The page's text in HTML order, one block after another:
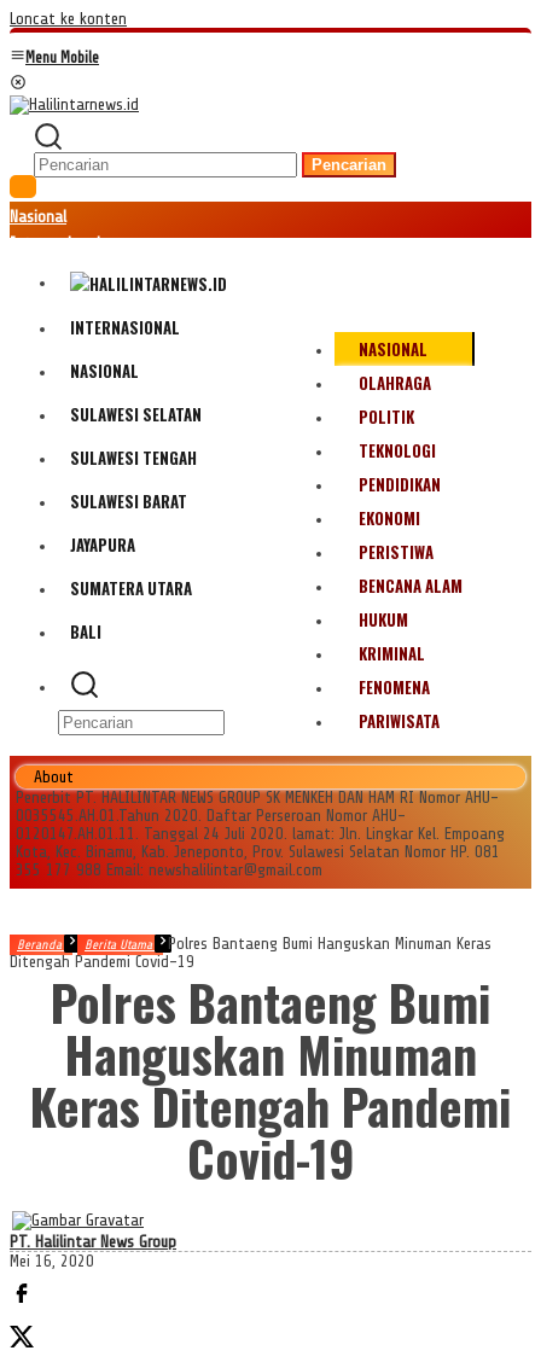
Loncat ke konten
Menu Mobile
Pencarian
Nasional
Internasional
Politik
Olahraga
Bencana Alam
INTERNASIONAL
NASIONAL
SULAWESI SELATAN
SULAWESI TENGAH
SULAWESI BARAT
JAYAPURA
SUMATERA UTARA
BALI
NASIONAL
OLAHRAGA
POLITIK
TEKNOLOGI
PENDIDIKAN
EKONOMI
PERISTIWA
BENCANA ALAM
HUKUM
KRIMINAL
FENOMENA
PARIWISATA
About
Penerbit PT. HALILINTAR NEWS GROUP SK MENKEH DAN HAM RI Nomor AHU-
0035545.AH.01.Tahun 2020. Daftar Perseroan Nomor AHU-
0120147.AH.01.11. Tanggal 24 Juli 2020. lamat: Jln. Lingkar Kel. Empoang
Kota, Kec. Binamu, Kab. Jeneponto, Prov. Sulawesi Selatan Nomor HP. 081
355 177 988 Email: newshalilintar@gmail.com
Beranda Berita Utama
Polres Bantaeng Bumi Hanguskan Minuman Keras
Ditengah Pandemi Covid-19
Polres Bantaeng Bumi
Hanguskan Minuman
Keras Ditengah Pandemi
Covid-19
PT. Halilintar News Group
Mei 16, 2020